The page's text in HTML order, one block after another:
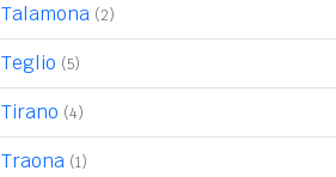
Talamona (2)
Teglio (5)
Tirano (4)
Traona (1)